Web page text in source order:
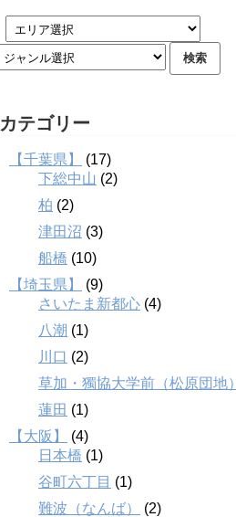
カテゴリー
【千葉県】
(17)
下総中山 (2)
柏 (2)
津田沼 (3)
船橋 (10)
【埼玉県】
(9)
さいたま新都心 (4)
八潮 (1)
川口 (2)
草加・獨協大学前（松原団地）
蓮田 (1)
【大阪】
(4)
日本橋 (1)
谷町六丁目 (1)
難波（なんば）
(2)